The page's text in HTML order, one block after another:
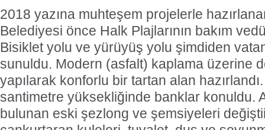
2018 yazına muhteşem projelerle
Belediyesi önce Halk Plajlarının bakım
Bisiklet yolu ve yürüyüş yolu şimdiden
sunuldu. Modern (asfalt) kaplama üzerine
yapılarak konforlu bir tartan alan
santimetre yüksekliğinde banklar konuldu.
bulunan eski şezlong ve şemsiyeleri